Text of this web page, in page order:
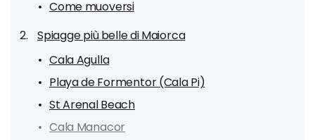
Come muoversi
Spiagge più belle di Maiorca
Cala Agulla
Playa de Formentor (Cala Pi)
St Arenal Beach
Cala Manacor